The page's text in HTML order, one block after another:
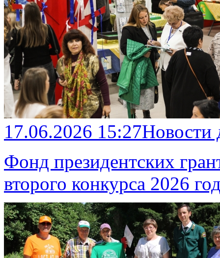
17.06.2026 15:27
Фонд президентских
второго конкурса 2026